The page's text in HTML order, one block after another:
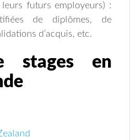
futurs employeurs) :
de diplômes, de
d’acquis, etc.
stages en